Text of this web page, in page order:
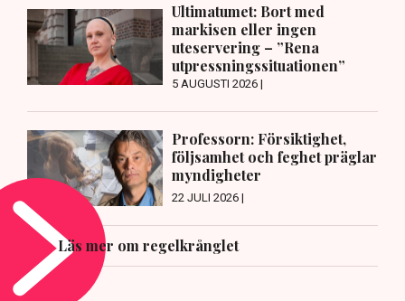
Ultimatumet: Bort med
markisen eller ingen
uteservering – ”Rena
utpressningssituationen”
5 AUGUSTI 2026 |
Professorn: Försiktighet,
följsamhet och feghet präglar
myndigheter
22 JULI 2026 |
Läs mer om regelkrånglet